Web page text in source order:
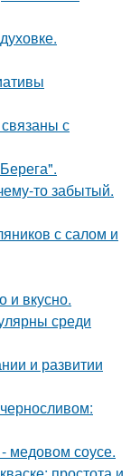
с
то забытый.
с салом и
и вкусно.
среди
и развитии
медовом соусе.